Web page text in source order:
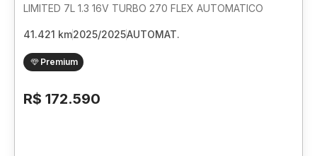
LIMITED 7L 1.3 16V TURBO 270 FLEX AUTOMATICO
41.421 km2025/2025AUTOMAT.
Premium
R$ 172.590